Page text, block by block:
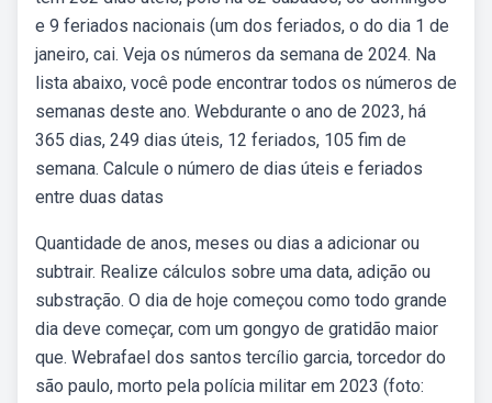
e 9 feriados nacionais (um dos feriados, o do dia 1 de
janeiro, cai. Veja os números da semana de 2024. Na
lista abaixo, você pode encontrar todos os números de
semanas deste ano. Webdurante o ano de 2023, há
365 dias, 249 dias úteis, 12 feriados, 105 fim de
semana. Calcule o número de dias úteis e feriados
entre duas datas
Quantidade de anos, meses ou dias a adicionar ou
subtrair. Realize cálculos sobre uma data, adição ou
substração. O dia de hoje começou como todo grande
dia deve começar, com um gongyo de gratidão maior
que. Webrafael dos santos tercílio garcia, torcedor do
são paulo, morto pela polícia militar em 2023 (foto: